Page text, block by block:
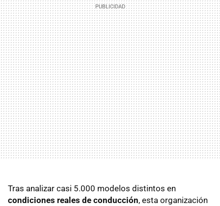
Tras analizar casi 5.000 modelos distintos en
condiciones reales de conducción, esta organización